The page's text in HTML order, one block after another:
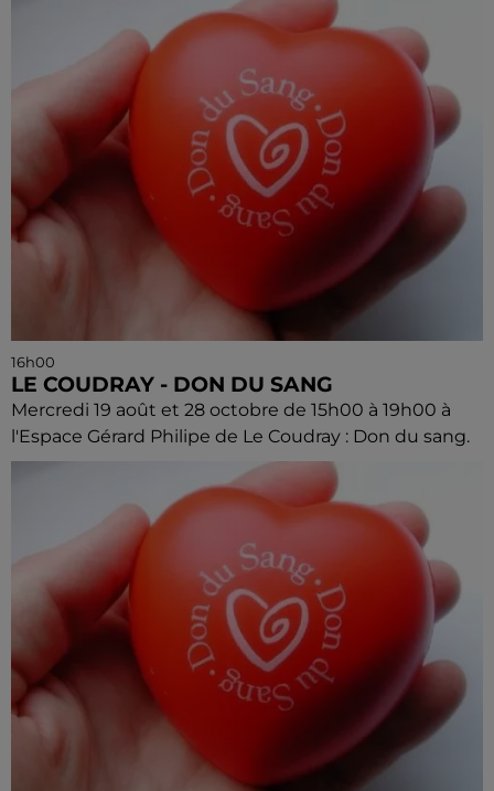
16h00
LE COUDRAY - DON DU SANG
Mercredi 19 août et 28 octobre de 15h00 à 19h00 à
l'Espace Gérard Philipe de Le Coudray : Don du sang.